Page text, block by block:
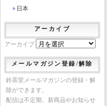
日本
アーカイブ
アーカイブ
メールマガジン登録/解除
鈴茶堂メールマガジンの登録・解
除ができます。
配信は不定期、新商品やお知らせ